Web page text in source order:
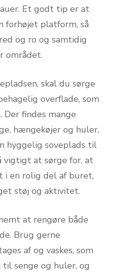
Et godt tip er at
forhøjet platform, så
og ro og samtidig
området.
skal du sørge
overflade, som
Der findes mange
hængekøjer og huler,
hyggelig soveplads til
vigtigt at sørge for, at
i en rolig del af buret,
støj og aktivitet.
at rengøre både
Brug gerne
af og vaskes, som
senge og huler, og